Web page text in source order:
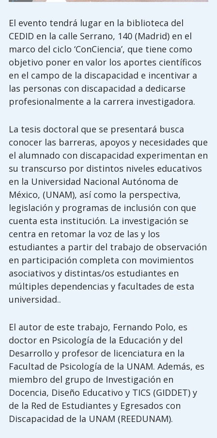
El evento tendrá lugar en la biblioteca del
CEDID en la calle Serrano, 140 (Madrid) en el
marco del ciclo ‘ConCiencia’, que tiene como
objetivo poner en valor los aportes científicos
en el campo de la discapacidad e incentivar a
las personas con discapacidad a dedicarse
profesionalmente a la carrera investigadora.
La tesis doctoral que se presentará busca
conocer las barreras, apoyos y necesidades que
el alumnado con discapacidad experimentan en
su transcurso por distintos niveles educativos
en la Universidad Nacional Autónoma de
México, (UNAM), así como la perspectiva,
legislación y programas de inclusión con que
cuenta esta institución. La investigación se
centra en retomar la voz de las y los
estudiantes a partir del trabajo de observación
en participación completa con movimientos
asociativos y distintas/os estudiantes en
múltiples dependencias y facultades de esta
universidad..
El autor de este trabajo, Fernando Polo, es
doctor en Psicología de la Educación y del
Desarrollo y profesor de licenciatura en la
Facultad de Psicología de la UNAM. Además, es
miembro del grupo de Investigación en
Docencia, Diseño Educativo y TICS (GIDDET) y
de la Red de Estudiantes y Egresados con
Discapacidad de la UNAM (REEDUNAM).